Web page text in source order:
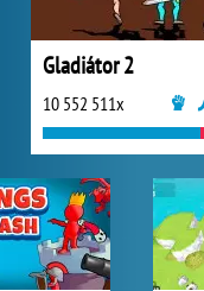
Gladiátor 2
10 552 511x